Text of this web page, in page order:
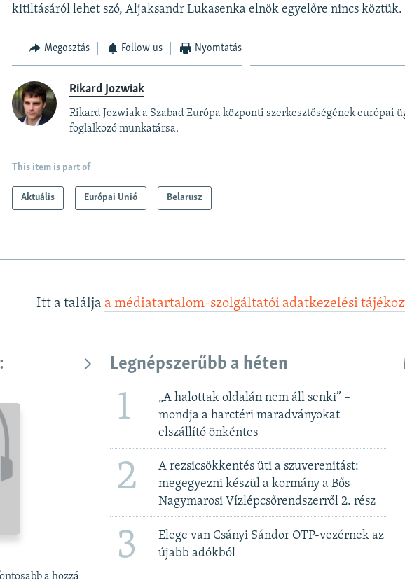
kitiltásáról lehet szó, Aljaksandr Lukasenka elnök egyelőre nincs köztük.
Megosztás Follow us Nyomtatás
Rikard Jozwiak
Rikard Jozwiak a Szabad Európa központi szerkesztőségének európai
foglalkozó munkatársa.
This item is part of
Aktuális Európai Unió Belarusz
Itt a találja a médiatartalom-szolgáltatói adatkezelési
a hozzá
Legnépszerűbb a héten
1
„A halottak oldalán nem áll senki” –
mondja a harctéri maradványokat
elszállító önkéntes
2
A rezsicsökkentés üti a szuverenitást:
megegyezni készül a kormány a Bős-
Nagymarosi Vízlépcsőrendszerről 2. rész
3
Elege van Csányi Sándor OTP-vezérnek az
újabb adókból